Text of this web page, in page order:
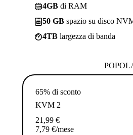
4GB di RAM
50 GB spazio su disco
4TB largezza di banda
65% di sconto
KVM 2
21,99 €
7,79 €/mese